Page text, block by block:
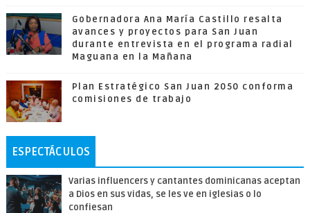
Gobernadora Ana María Castillo resalta
avances y proyectos para San Juan
durante entrevista en el programa radial
Maguana en la Mañana
Plan Estratégico San Juan 2050 conforma
comisiones de trabajo
ESPECTÁCULOS
Varias influencers y cantantes dominicanas aceptan
a Dios en sus vidas, se les ve en iglesias o lo
confiesan